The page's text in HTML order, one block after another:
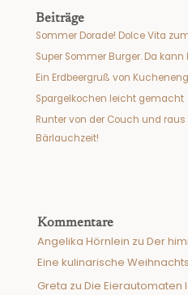
Beiträge
Sommer Dorade! Dolce Vita
Super Sommer Burger. Da
Ein Erdbeergruß von
Spargelkochen leicht gemacht
Runter von der Couch und raus
Bärlauchzeit!
Kommentare
Angelika Hörnlein zu Der
Eine kulinarische
Greta zu Die Eierautomaten